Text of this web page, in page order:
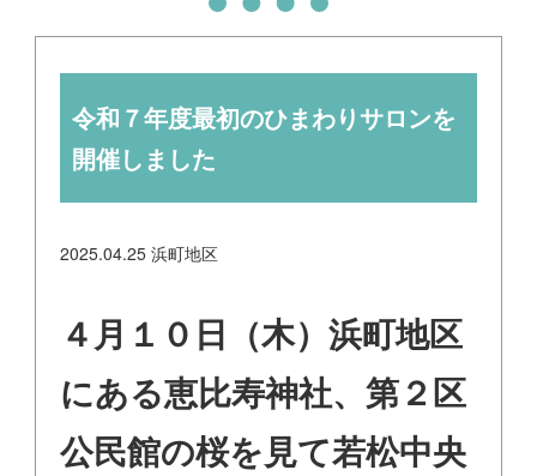
令和７年度最初のひまわりサロンを
開催しました
2025.04.25 浜町地区
４月１０日（木）浜町地区
にある恵比寿神社、第２区
公民館の桜を見て若松中央